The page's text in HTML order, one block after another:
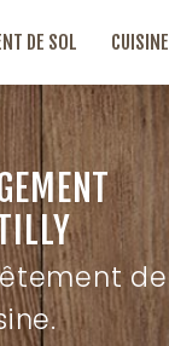
DE SOL CUISINE
de